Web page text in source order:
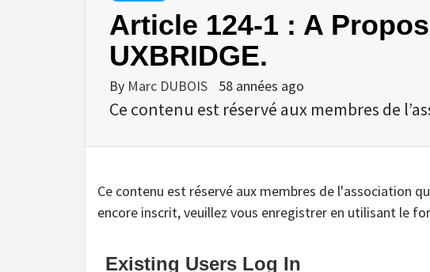
Article 124-1 : A
UXBRIDGE.
By Marc DUBOIS 58 années ago
Ce contenu est réservé aux membres de
Ce contenu est réservé aux membres de l'association
encore inscrit, veuillez vous enregistrer en utilisant le
Existing Users Log In